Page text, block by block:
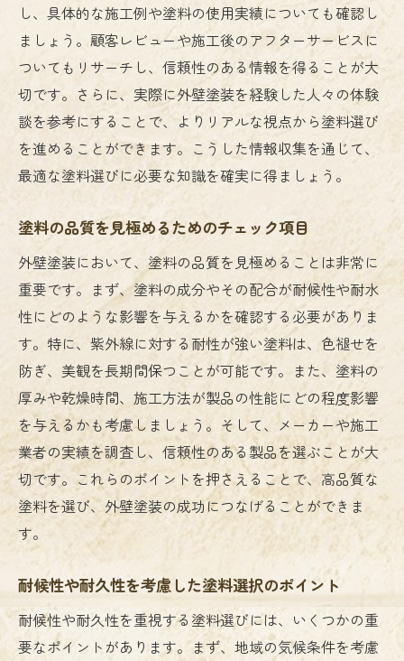
し、具体的な施工例や塗料の使用実績についても確認し
ましょう。顧客レビューや施工後のアフターサービスに
ついてもリサーチし、信頼性のある情報を得ることが大
切です。さらに、実際に外壁塗装を経験した人々の体験
談を参考にすることで、よりリアルな視点から塗料選び
を進めることができます。こうした情報収集を通じて、
最適な塗料選びに必要な知識を確実に得ましょう。
塗料の品質を見極めるためのチェック項目
外壁塗装において、塗料の品質を見極めることは非常に
重要です。まず、塗料の成分やその配合が耐候性や耐水
性にどのような影響を与えるかを確認する必要がありま
す。特に、紫外線に対する耐性が強い塗料は、色褪せを
防ぎ、美観を長期間保つことが可能です。また、塗料の
厚みや乾燥時間、施工方法が製品の性能にどの程度影響
を与えるかも考慮しましょう。そして、メーカーや施工
業者の実績を調査し、信頼性のある製品を選ぶことが大
切です。これらのポイントを押さえることで、高品質な
塗料を選び、外壁塗装の成功につなげることができま
す。
耐候性や耐久性を考慮した塗料選択のポイント
耐候性や耐久性を重視する塗料選びには、いくつかの重
要なポイントがあります。まず、地域の気候条件を考慮